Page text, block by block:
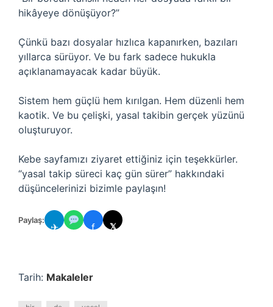
hikâyeye dönüşüyor?”
Çünkü bazı dosyalar hızlıca kapanırken, bazıları
yıllarca sürüyor. Ve bu fark sadece hukukla
açıklanamayacak kadar büyük.
Sistem hem güçlü hem kırılgan. Hem düzenli hem
kaotik. Ve bu çelişki, yasal takibin gerçek yüzünü
oluşturuyor.
Kebe sayfamızı ziyaret ettiğiniz için teşekkürler.
“yasal takip süreci kaç gün sürer” hakkındaki
düşüncelerinizi bizimle paylaşın!
Paylaş:
✈ f 𝕏
Tarih: Makaleler